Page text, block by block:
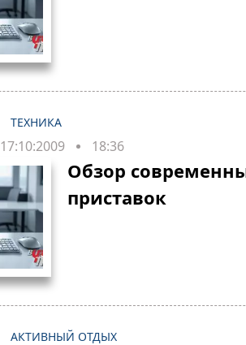
ТЕХНИКА
17:10:2009 18:36
Обзор
приставок
АКТИВНЫЙ ОТДЫХ